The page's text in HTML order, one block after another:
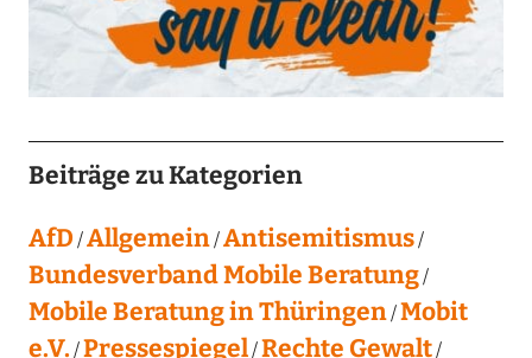
Beiträge zu Kategorien
AfD Allgemein Antisemitismus
Bundesverband Mobile Beratung
Mobile Beratung in Thüringen Mobit
e.V. Pressespiegel Rechte Gewalt